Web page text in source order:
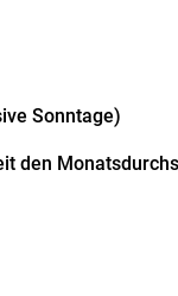
Sonntage)
den